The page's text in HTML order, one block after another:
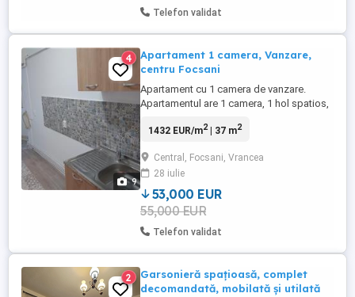
Telefon validat
9
4
Apartament 1 camera, Vanzare,
centru Focsani
Apartament cu 1 camera de vanzare.
Apartamentul are 1 camera, 1 hol spatios,
termopan, usa metalica, gresie, faianta,
bucatarie, centrala termica proprie.
Apartamentul se afla in centrul Focsanului,
zona buna, Bld Unirii. Pretul ...
1432 EUR/m2| 37 m2
Central, Focsani, Vrancea
28 iulie
53,000 EUR
55,000 EUR
Telefon validat
2
Garsonieră spațioasă, complet
decomandată, mobilată și utilată